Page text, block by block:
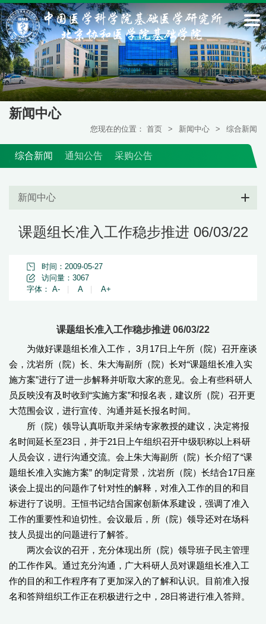
新闻中心
您现在的位置： 首页 > 新闻中心 > 综合新闻
综合新闻 通知公告 采购公告
新闻中心
课题组长准入工作稳步推进 06/03/22
时间：2009-05-27
访问量： 3067
字体： A- A A+
课题组长准入工作稳步推进 06/03/22
为做好课题组长准入工作， 3月17日上午所（院）召开座谈
会，沈岩所（院）长、朱大海副所（院）长对“课题组长准入实
施方案”进行了进一步解释并听取大家的意见。会上有些科研人
员反映没有及时收到“实施方案”和报名表，建议所（院）召开更
大范围会议，进行宣传、沟通并延长报名时间。
所（院）领导认真听取并采纳专家教授的建议，决定将报
名时间延长至23日，并于21日上午组织召开中级职称以上科研
人员会议，进行沟通交流。会上朱大海副所（院）长介绍了“课
题组长准入实施方案” 的制定背景，沈岩所（院）长结合17日座
谈会上提出的问题作了针对性的解释，对准入工作的目的和目
标进行了说明。王恒书记结合国家创新体系建设，强调了准入
工作的重要性和迫切性。会议最后，所（院）领导还对在场科
技人员提出的问题进行了解答。
两次会议的召开，充分体现出所（院）领导班子民主管理
的工作作风。通过充分沟通，广大科研人员对课题组长准入工
作的目的和工作程序有了更加深入的了解和认识。目前准入报
名和答辩组织工作正在积极进行之中，28日将进行准入答辩。